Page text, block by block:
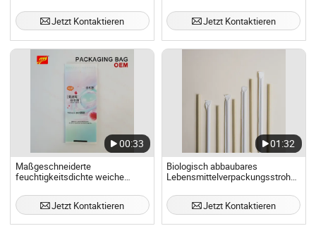
Jetzt Kontaktieren
Katzen
Jetzt Kontaktieren
00:33
Maßgeschneiderte
feuchtigkeitsdichte weiche
Hygienetücher
Jetzt Kontaktieren
01:32
Biologisch abbaubares
Lebensmittelverpackungsstrohpapier
Jetzt Kontaktieren